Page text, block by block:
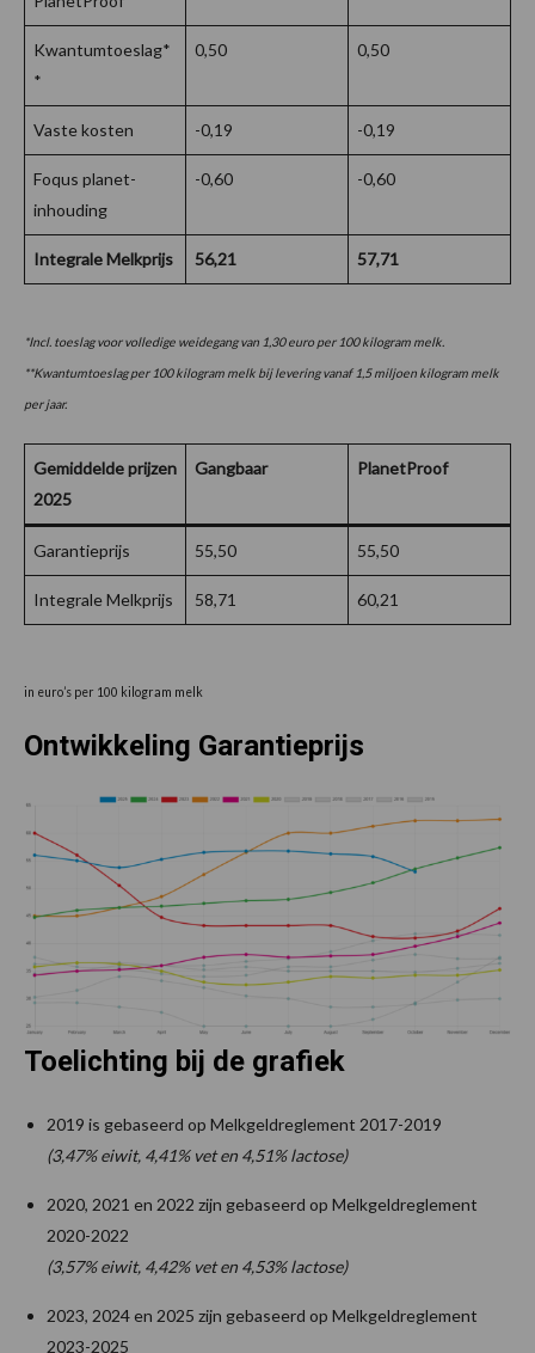
Kwantumtoeslag*
*
0,50 0,50
Vaste kosten -0,19 -0,19
Foqus planet-
inhouding
-0,60 -0,60
Integrale Melkprijs 56,21 57,71
*Incl. toeslag voor volledige weidegang van 1,30 euro per 100 kilogram melk.
**Kwantumtoeslag per 100 kilogram melk bij levering vanaf 1,5 miljoen kilogram melk
per jaar.
Gemiddelde prijzen
2025
Gangbaar PlanetProof
Garantieprijs 55,50 55,50
Integrale Melkprijs 58,71 60,21
in euro’s per 100 kilogram melk
Ontwikkeling Garantieprijs
Toelichting bij de grafiek
2019 is gebaseerd op Melkgeldreglement 2017-2019
(3,47% eiwit, 4,41% vet en 4,51% lactose)
2020, 2021 en 2022 zijn gebaseerd op Melkgeldreglement
2020-2022
(3,57% eiwit, 4,42% vet en 4,53% lactose)
2023, 2024 en 2025 zijn gebaseerd op Melkgeldreglement
2023-2025